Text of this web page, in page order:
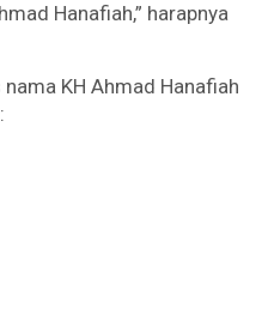
Hanafiah,” harapnya
KH Ahmad Hanafiah